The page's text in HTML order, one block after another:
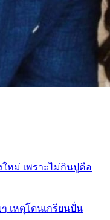
หม่ เพราะไม่กินปูคือ
เหตุโดนเกรียนปั่น